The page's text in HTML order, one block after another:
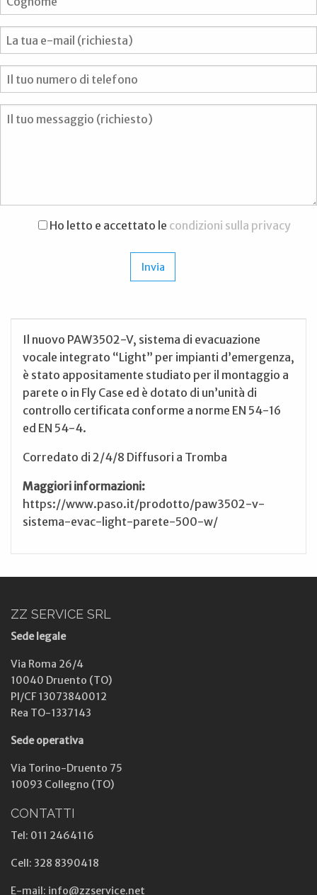
Ho letto e accettato le condizioni sulla privacy
Il nuovo PAW3502-V, sistema di evacuazione
vocale integrato “Light” per impianti d’emergenza,
è stato appositamente studiato per il montaggio a
parete o in Fly Case ed è dotato di un’unità di
controllo certificata conforme a norme EN 54-16
ed EN 54-4.
Corredato di 2/4/8 Diffusori a Tromba
Maggiori informazioni:
https://www.paso.it/prodotto/paw3502-v-
sistema-evac-light-parete-500-w/
ZZ SERVICE SRL
Sede legale
Via Roma 26/4
10040 Druento (TO)
PI/CF 13073840012
Rea TO-1337143
Sede operativa
Via Torino-Druento 75
10093 Collegno (TO)
CONTATTI
Tel: 011 2464116
Cell: 328 8390418
E-mail: info@zzservice.net